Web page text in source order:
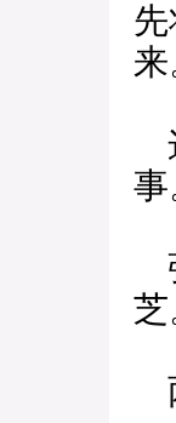
来
事
芝